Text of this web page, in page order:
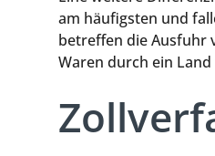
am häufigsten und
betreffen die Ausfuhr
Waren durch ein